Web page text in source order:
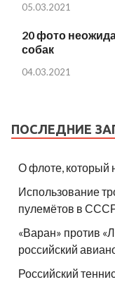
05.03.2021
20 фото
собак
04.03.2021
ПОСЛЕДНИЕ
О флоте, который
Использование
пулемётов в
«Варан» против
российский
Российский